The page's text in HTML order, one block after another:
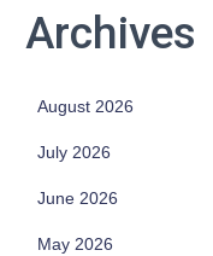
Archives
August 2026
July 2026
June 2026
May 2026